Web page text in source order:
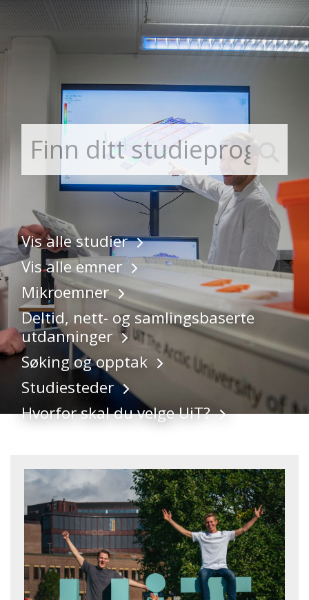
Gå til hovedinnhold
Vis alle studier
Vis alle emner
Mikroemner
Deltid, nett- og samlingsbaserte
utdanninger
Søking og opptak
Studiesteder
Hvorfor skal du velge UiT?